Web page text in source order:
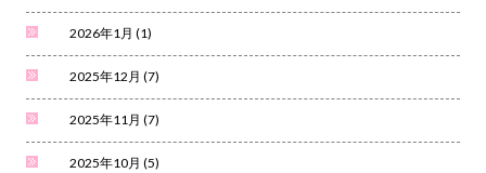
2026年1月 (1)
2025年12月 (7)
2025年11月 (7)
2025年10月 (5)